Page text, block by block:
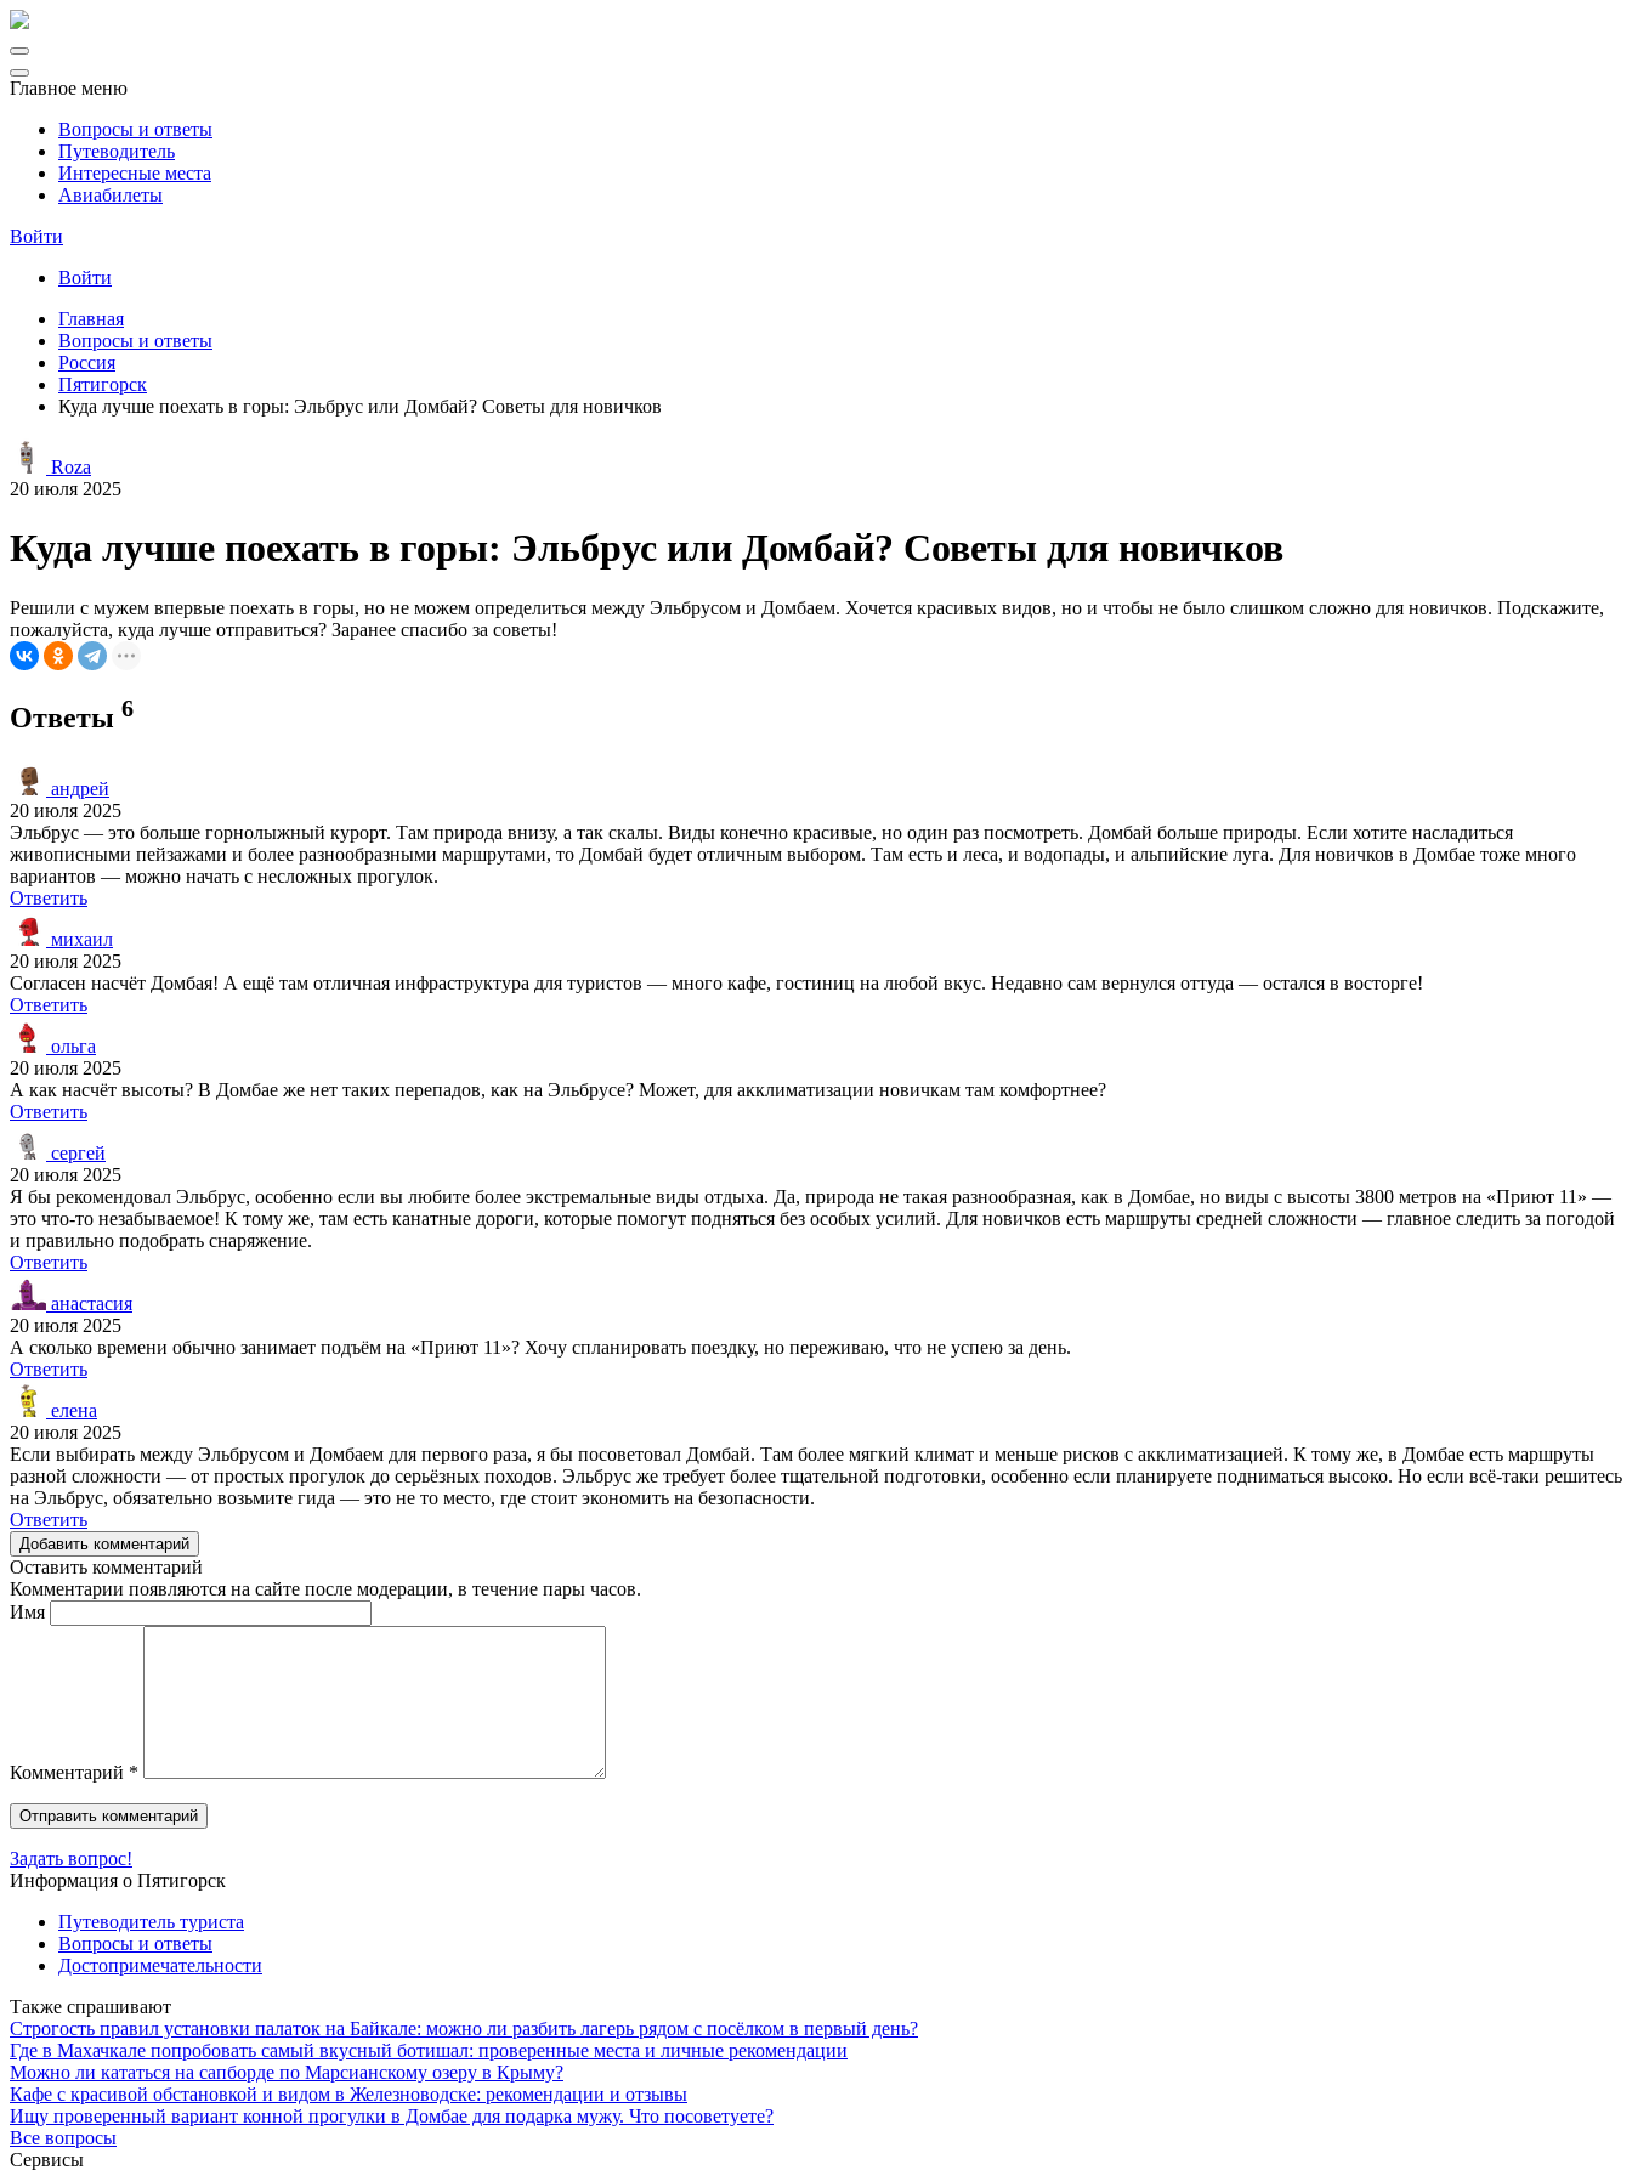
Главное меню
Вопросы и ответы
Путеводитель
Интересные места
Авиабилеты
Войти
Войти
Главная
Вопросы и ответы
Россия
Пятигорск
Куда лучше поехать в горы: Эльбрус или Домбай? Советы для новичков
Roza
20 июля 2025
Куда лучше поехать в горы: Эльбрус или Домбай? Советы для новичков
Решили с мужем впервые поехать в горы, но не можем определиться между Эльбрусом и Домбаем. Хочется красивых видов, но и чтобы не было слишком сложно для новичков. Подскажите,
пожалуйста, куда лучше отправиться? Заранее спасибо за советы!
Ответы 6
андрей
20 июля 2025
Эльбрус — это больше горнолыжный курорт. Там природа внизу, а так скалы. Виды конечно красивые, но один раз посмотреть. Домбай больше природы. Если хотите насладиться
живописными пейзажами и более разнообразными маршрутами, то Домбай будет отличным выбором. Там есть и леса, и водопады, и альпийские луга. Для новичков в Домбае тоже много
вариантов — можно начать с несложных прогулок.
Ответить
михаил
20 июля 2025
Согласен насчёт Домбая! А ещё там отличная инфраструктура для туристов — много кафе, гостиниц на любой вкус. Недавно сам вернулся оттуда — остался в восторге!
Ответить
ольга
20 июля 2025
А как насчёт высоты? В Домбае же нет таких перепадов, как на Эльбрусе? Может, для акклиматизации новичкам там комфортнее?
Ответить
сергей
20 июля 2025
Я бы рекомендовал Эльбрус, особенно если вы любите более экстремальные виды отдыха. Да, природа не такая разнообразная, как в Домбае, но виды с высоты 3800 метров на «Приют 11» —
это что-то незабываемое! К тому же, там есть канатные дороги, которые помогут подняться без особых усилий. Для новичков есть маршруты средней сложности — главное следить за погодой
и правильно подобрать снаряжение.
Ответить
анастасия
20 июля 2025
А сколько времени обычно занимает подъём на «Приют 11»? Хочу спланировать поездку, но переживаю, что не успею за день.
Ответить
елена
20 июля 2025
Если выбирать между Эльбрусом и Домбаем для первого раза, я бы посоветовал Домбай. Там более мягкий климат и меньше рисков с акклиматизацией. К тому же, в Домбае есть маршруты
разной сложности — от простых прогулок до серьёзных походов. Эльбрус же требует более тщательной подготовки, особенно если планируете подниматься высоко. Но если всё-таки решитесь
на Эльбрус, обязательно возьмите гида — это не то место, где стоит экономить на безопасности.
Ответить
Добавить комментарий
Оставить комментарий
Комментарии появляются на сайте после модерации, в течение пары часов.
Имя
Комментарий *
Задать вопрос!
Информация о Пятигорск
Путеводитель туриста
Вопросы и ответы
Достопримечательности
Также спрашивают
Строгость правил установки палаток на Байкале: можно ли разбить лагерь рядом с посёлком в первый день?
Где в Махачкале попробовать самый вкусный ботишал: проверенные места и личные рекомендации
Можно ли кататься на сапборде по Марсианскому озеру в Крыму?
Кафе с красивой обстановкой и видом в Железноводске: рекомендации и отзывы
Ищу проверенный вариант конной прогулки в Домбае для подарка мужу. Что посоветуете?
Все вопросы
Сервисы